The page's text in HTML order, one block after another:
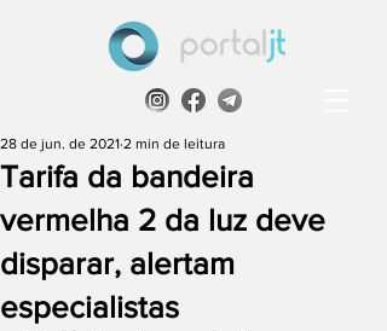
Tarifa da bandeira
vermelha 2 da luz deve
disparar, alertam
especialistas
28 de jun. de 2021 2 min de leitura